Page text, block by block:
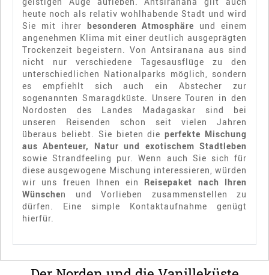
heute noch als relativ wohlhabende Stadt und wird
Sie mit ihrer besonderen Atmosphäre und einem
angenehmen Klima mit einer deutlich ausgeprägten
Trockenzeit begeistern. Von Antsiranana aus sind
nicht nur verschiedene Tagesausflüge zu den
unterschiedlichen Nationalparks möglich, sondern
es empfiehlt sich auch ein Abstecher zur
sogenannten Smaragdküste. Unsere Touren in den
Nordosten des Landes Madagaskar sind bei
unseren Reisenden schon seit vielen Jahren
überaus beliebt. Sie bieten dieperfekte Mischung
aus Abenteuer, Natur und exotischem Stadtleben
sowie Strandfeeling pur. Wenn auch Sie sich für
diese ausgewogene Mischung interessieren, würden
wir uns freuen Ihnen ein Reisepaket nach Ihren
Wünschen und Vorlieben zusammenstellen zu
dürfen. Eine simple Kontaktaufnahme genügt
hierfür.